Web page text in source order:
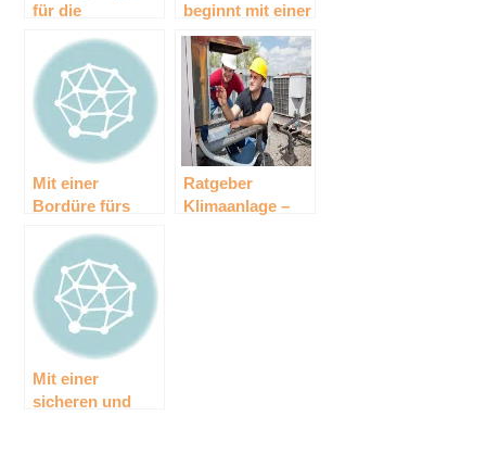
für die
einer Hochzeit
beginnt mit einer
guten
Visitenkarte
Mit einer
Bordüre fürs
neuen Schwung
ins gewohnte
Umfeld bringen
Ratgeber
Klimaanlage –
Mit einer
sicheren und